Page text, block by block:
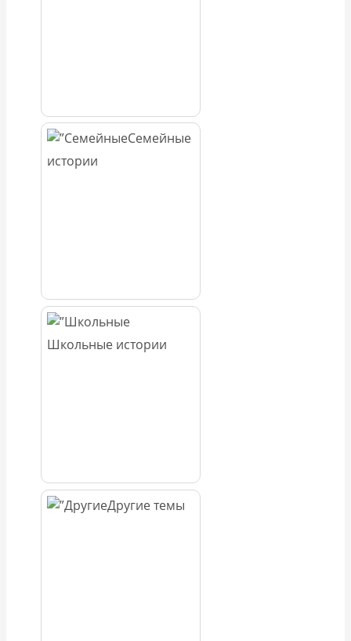
Семейные
истории
Школьные истории
Другие темы